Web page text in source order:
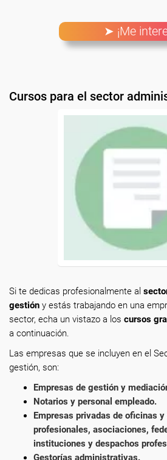
➤ ¡Me
Cursos para el sector
Si te dedicas profesionalmente al
gestión y estás trabajando en una
sector, echa un vistazo a los cursos
a continuación.
Las empresas que se incluyen en el
gestión, son:
Empresas de gestión y
Notarios y personal empleado.
Empresas privadas de oficinas
profesionales, asociaciones,
instituciones y despachos
Gestorías administrativas.